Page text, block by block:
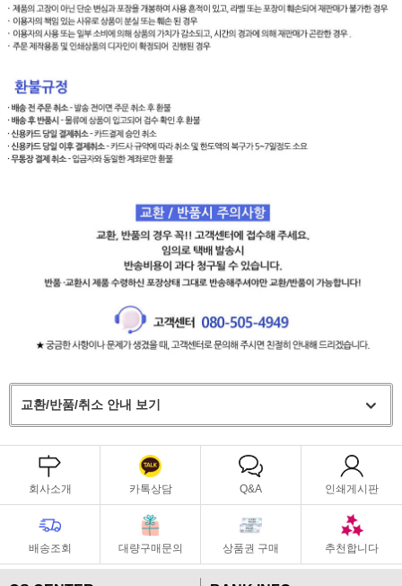
교환/반품/취소 안내 보기
회사소개 카톡상담 Q&A 인쇄게시판
배송조회 대량구매문의 상품권 구매 추천합니다